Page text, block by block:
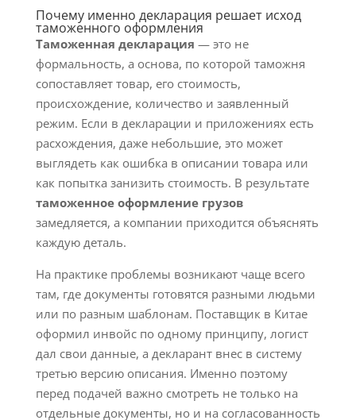
Почему именно декларация решает исход
таможенного оформления
Таможенная декларация — это не
формальность, а основа, по которой таможня
сопоставляет товар, его стоимость,
происхождение, количество и заявленный
режим. Если в декларации и приложениях есть
расхождения, даже небольшие, это может
выглядеть как ошибка в описании товара или
как попытка занизить стоимость. В результате
таможенное оформление грузов
замедляется, а компании приходится объяснять
каждую деталь.
На практике проблемы возникают чаще всего
там, где документы готовятся разными людьми
или по разным шаблонам. Поставщик в Китае
оформил инвойс по одному принципу, логист
дал свои данные, а декларант внес в систему
третью версию описания. Именно поэтому
перед подачей важно смотреть не только на
отдельные документы, но и на согласованность